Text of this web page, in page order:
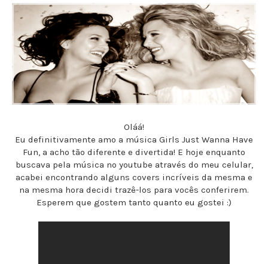
Oláá!
Eu definitivamente amo a música Girls Just Wanna Have
Fun, a acho tão diferente e divertida! E hoje enquanto
buscava pela música no youtube através do meu celular,
acabei encontrando alguns covers incríveis da mesma e
na mesma hora decidi trazê-los para vocês conferirem.
Esperem que gostem tanto quanto eu gostei :)